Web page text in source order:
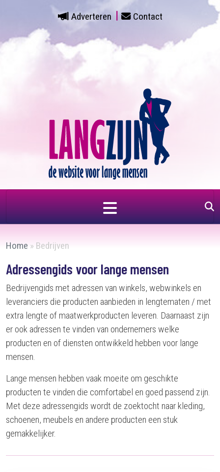
Adverteren Contact
Home » Bedrijven
Adressengids voor lange mensen
Bedrijvengids met adressen van winkels, webwinkels en
leveranciers die producten aanbieden in lengtematen / met
extra lengte of maatwerkproducten leveren. Daarnaast zijn
er ook adressen te vinden van ondernemers welke
producten en of diensten ontwikkeld hebben voor lange
mensen.
Lange mensen hebben vaak moeite om geschikte
producten te vinden die comfortabel en goed passend zijn.
Met deze adressengids wordt de zoektocht naar kleding,
schoenen, meubels en andere producten een stuk
gemakkelijker.